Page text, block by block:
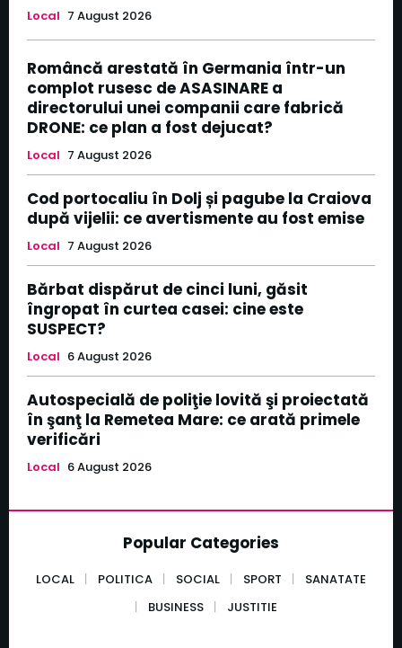
Local 7 August 2026
Româncă arestată în Germania într-un
complot rusesc de ASASINARE a
directorului unei companii care fabrică
DRONE: ce plan a fost dejucat?
Local 7 August 2026
Cod portocaliu în Dolj și pagube la Craiova
după vijelii: ce avertismente au fost emise
Local 7 August 2026
Bărbat dispărut de cinci luni, găsit
îngropat în curtea casei: cine este
SUSPECT?
Local 6 August 2026
Autospecială de poliţie lovită şi proiectată
în şanţ la Remetea Mare: ce arată primele
verificări
Local 6 August 2026
Popular Categories
LOCAL POLITICA SOCIAL SPORT
SANATATE
BUSINESS
JUSTITIE